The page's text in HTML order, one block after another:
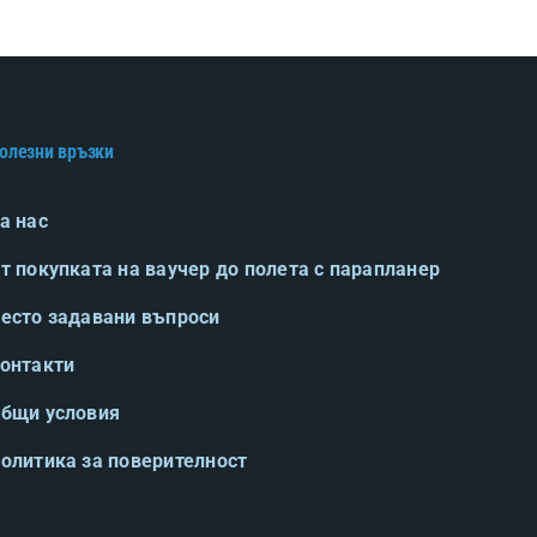
връзки
нас
покупката на ваучер до полета с парапланер
задавани въпроси
условия
за поверителност